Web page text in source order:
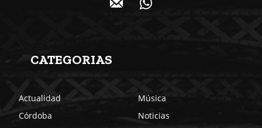
CATEGORIAS
Actualidad
Córdoba
Música
Noticias